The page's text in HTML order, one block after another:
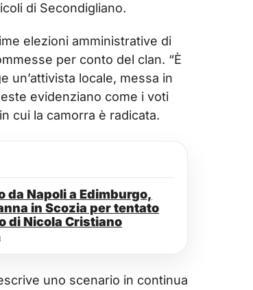
di Secondigliano.
elezioni amministrative di
per conto del clan. “È
un’attivista locale, messa in
evidenziano come i voti
cui la camorra è radicata.
da Napoli a Edimburgo,
in Scozia per tentato
di Nicola Cristiano
uno scenario in continua